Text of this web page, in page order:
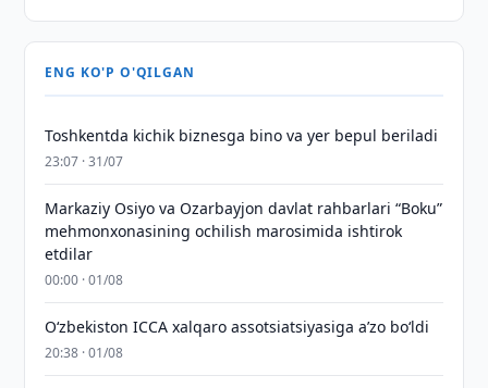
ENG KO'P O'QILGAN
Toshkentda kichik biznesga bino va yer bepul beriladi
23:07 · 31/07
Markaziy Osiyo va Ozarbayjon davlat rahbarlari “Boku”
mehmonxonasining ochilish marosimida ishtirok
etdilar
00:00 · 01/08
O‘zbekiston ICCA xalqaro assotsiatsiyasiga aʼzo bo‘ldi
20:38 · 01/08